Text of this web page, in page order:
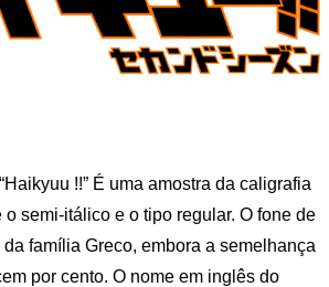
!!” É uma amostra da caligrafia
semi-itálico e o tipo regular. O fone de
família Greco, embora a semelhança
por cento. O nome em inglês do